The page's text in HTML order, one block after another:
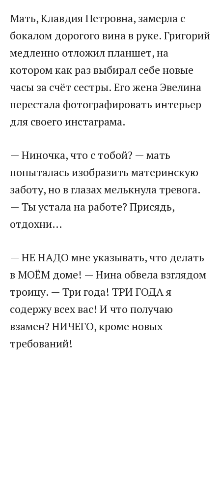
Мать, Клавдия Петровна, замерла с
бокалом дорогого вина в руке. Григорий
медленно отложил планшет, на
котором как раз выбирал себе новые
часы за счёт сестры. Его жена Эвелина
перестала фотографировать интерьер
для своего инстаграма.
— Ниночка, что с тобой? — мать
попыталась изобразить материнскую
заботу, но в глазах мелькнула тревога.
— Ты устала на работе? Присядь,
отдохни…
— НЕ НАДО мне указывать, что делать
в МОЁМ доме! — Нина обвела взглядом
троицу. — Три года! ТРИ ГОДА я
содержу всех вас! И что получаю
взамен? НИЧЕГО, кроме новых
требований!